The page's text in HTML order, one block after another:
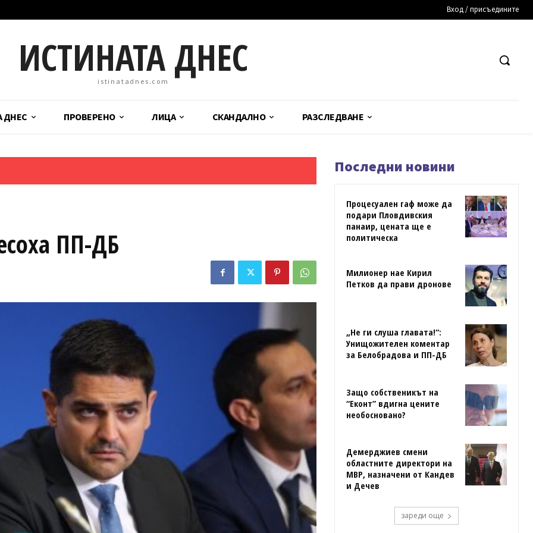
Вход / присъедините
ИСТИНАТА ДНЕС
istinatadnes.com
ДНЕС ПРОВЕРЕНО ЛИЦА СКАНДАЛНО РАЗСЛЕДВАНЕ
ПП-ДБ
Последни новини
Процесуален гаф може да
подари Пловдивския
панаир, цената ще е
политическа
Милионер нае Кирил
Петков да прави дронове
„Не ги слуша главата!“:
Унищожителен коментар
за Белобрадова и ПП-ДБ
Защо собственикът на
“Еконт” вдигна цените
необосновано?
Демерджиев смени
областните директори на
МВР, назначени от Кандев
и Дечев
зареди още